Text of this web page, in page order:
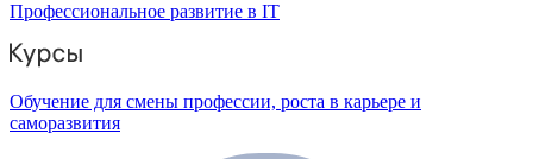
Профессиональное развитие в IT
Обучение для смены профессии, роста в карьере и
саморазвития